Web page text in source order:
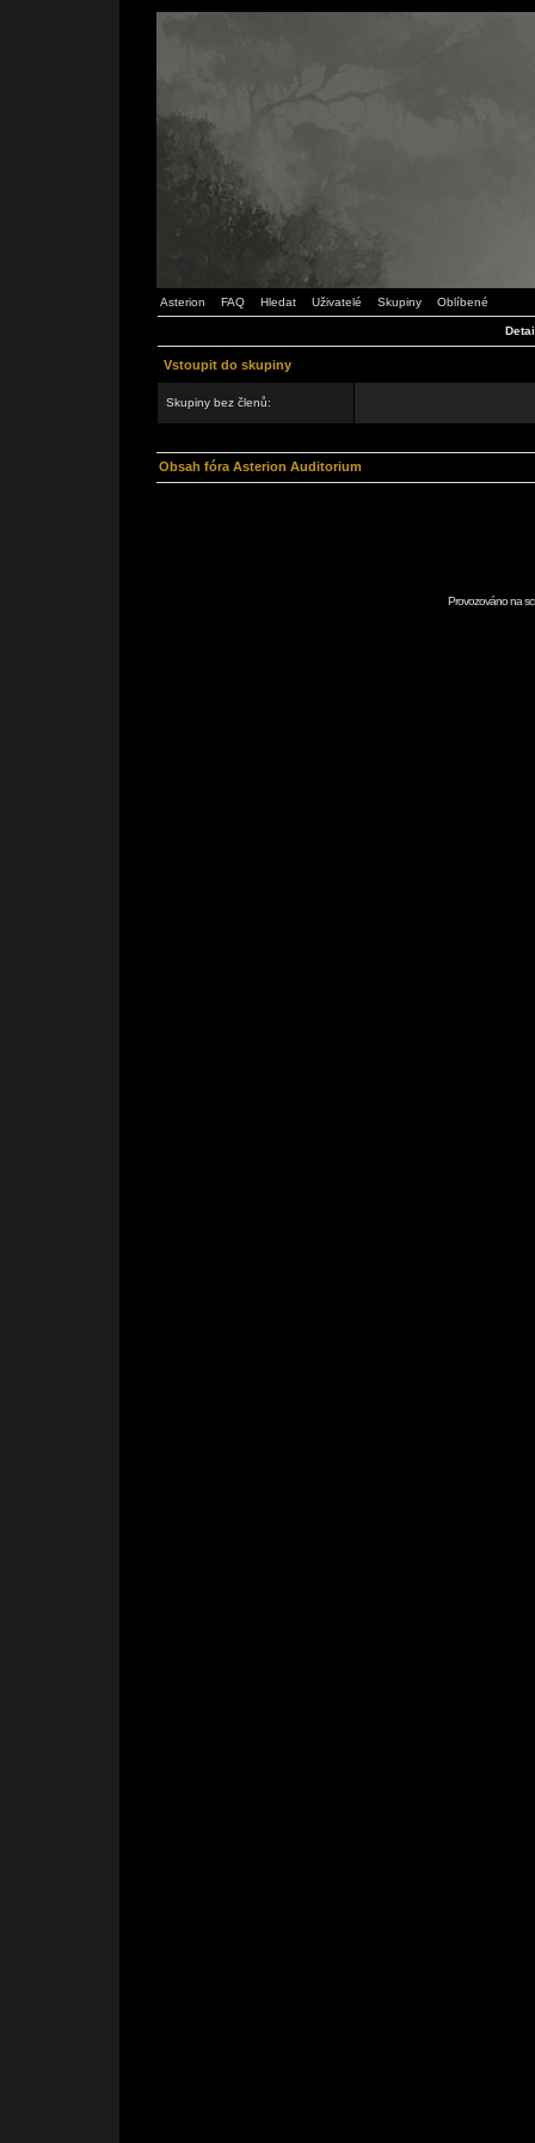
Asterion FAQ Hledat Uživatelé Skupiny Oblíbené
Vstoupit do skupiny
Skupiny bez členů:
Obsah fóra Asterion Auditorium
Provozováno na